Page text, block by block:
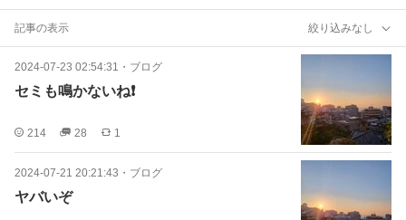
記事の表示 絞り込みなし
2024-07-23 02:54:31 ・ ブログ
セミも鳴かないね❗
214 28 1
2024-07-21 20:21:43 ・ ブログ
ヤバいぞ